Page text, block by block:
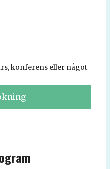
konferens eller något